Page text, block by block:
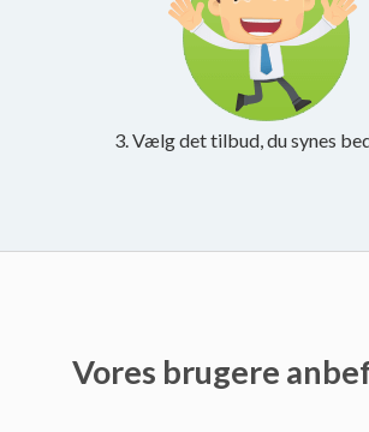
3. Vælg det tilbud, du synes
Vores brugere